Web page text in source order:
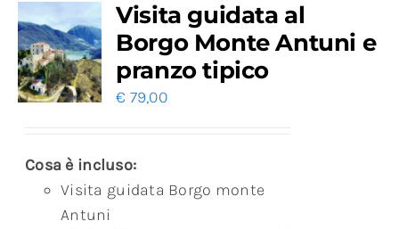
Visita guidata al
Borgo Monte Antuni e
pranzo tipico
€ 79,00
Cosa è incluso:
Visita guidata Borgo monte
Antuni